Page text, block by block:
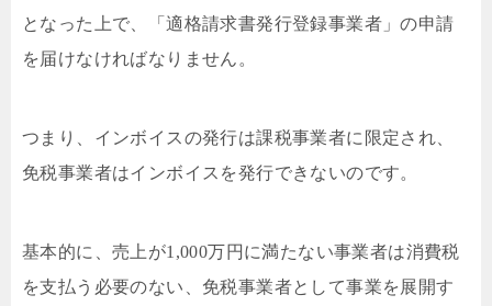
となった上で、「適格請求書発行登録事業者」の申請
を届けなければなりません。
つまり、インボイスの発行は課税事業者に限定され、
免税事業者はインボイスを発行できないのです。
基本的に、売上が1,000万円に満たない事業者は消費税
を支払う必要のない、免税事業者として事業を展開す